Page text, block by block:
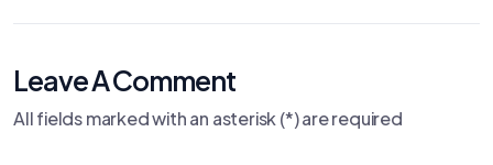
Leave A Comment
All fields marked with an asterisk (*) are required